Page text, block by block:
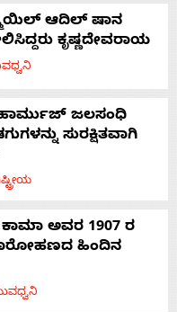
ಆದಿಲ್ ಷಾನ
ಕೃಷ್ಣದೇವರಾಯ
ಹಾರ್ಮುಜ್ ಜಲಸಂಧಿ
ಸುರಕ್ಷಿತವಾಗಿ
ಅವರ 1907 ರ
ಹಿಂದಿನ